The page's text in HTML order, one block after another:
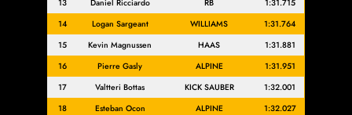
13 Daniel Ricciardo RB
1:31.715
14
Logan Sargeant WILLIAMS
1:31.764
15
Kevin Magnussen HAAS
1:31.881
16
Pierre Gasly ALPINE
1:31.951
17
Valtteri Bottas KICK SAUBER
1:32.001
18
Esteban Ocon ALPINE
1:32.027